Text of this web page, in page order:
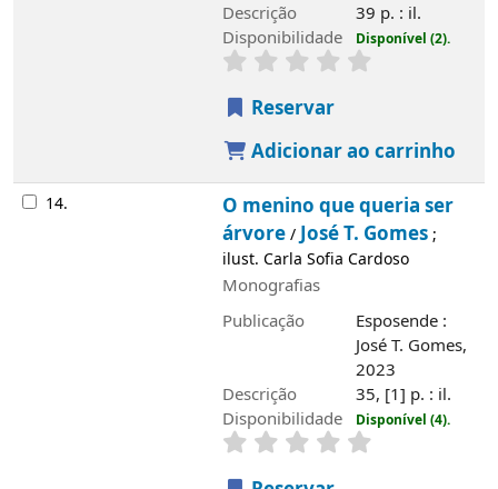
Descrição
39 p. : il.
Disponibilidade
Disponível (2).
Reservar
Adicionar ao carrinho
14.
O menino que queria ser
árvore/José T. Gomes;
ilust. Carla Sofia Cardoso
Monografias
Publicação
Esposende :
José T. Gomes,
2023
Descrição
35, [1] p. : il.
Disponibilidade
Disponível (4).